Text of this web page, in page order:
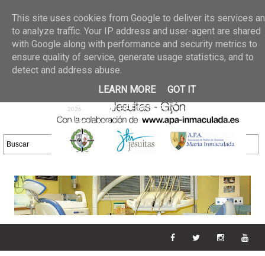
02 jun 2026
GALERIA DE FOTOS
30/05/2026
25 may 2026
GALERIA
DE FOTOS 23/05/2026
20 may
2026
GALERIA DE FOTOS
16/05/2026
DE FOTOS 09/05/2026
28 abr
2026
GALERIA DE FOTOS 25 Y
26/04/2026
This site uses cookies from Google to deliver its services
to analyze traffic. Your IP address and user-agent are shared
with Google along with performance and security metrics to
ensure quality of service, generate usage statistics, and to
detect and address abuse.
LEARN MORE
GOT IT